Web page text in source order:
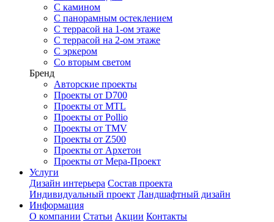
С камином
С панорамным остеклением
С террасой на 1-ом этаже
С террасой на 2-ом этаже
С эркером
Со вторым светом
Бренд
Авторские проекты
Проекты от D700
Проекты от MTL
Проекты от Pollio
Проекты от TMV
Проекты от Z500
Проекты от Архетон
Проекты от Мера-Проект
Услуги
Дизайн интерьера Состав проекта
Индивидуальный проект Ландшафтный дизайн
Информация
О компании Статьи Акции Контакты